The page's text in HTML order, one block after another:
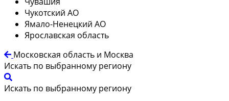
Чукотский АО
Ямало-Ненецкий АО
Ярославская область
Московская область и Москва
Искать по выбранному региону
Искать по выбранному региону